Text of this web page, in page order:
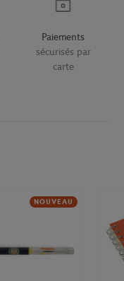
Paiements
sécurisés par
carte
NOUVEAU